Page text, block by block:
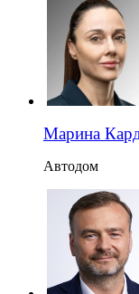
Марина
Автодом